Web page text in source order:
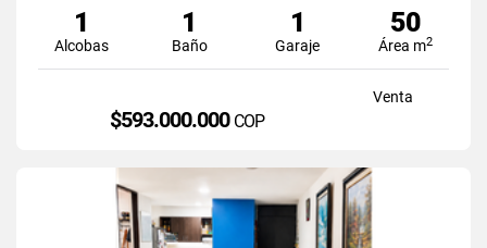
1
Alcobas
1
Baño
1
Garaje
50
Área m2
Venta
$593.000.000 COP